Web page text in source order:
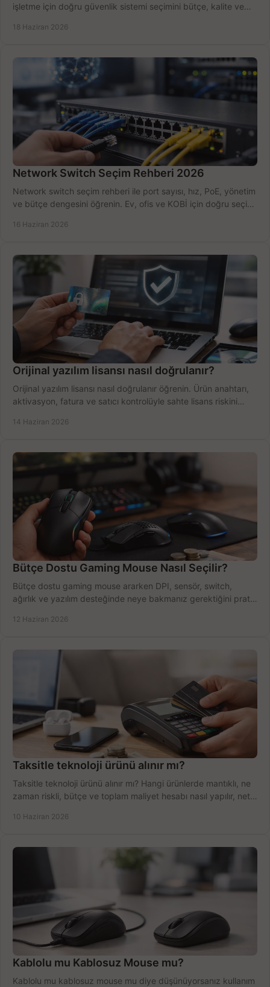
işletme için doğru güvenlik sistemi seçimini bütçe, kalite ve
18 Haziran 2026
Network Switch Seçim Rehberi 2026
Network switch seçim rehberi ile port sayısı, hız, PoE, yönetim
ve bütçe dengesini öğrenin. Ev, ofis ve KOBİ için doğru seçimi
16 Haziran 2026
Orijinal yazılım lisansı nasıl doğrulanır?
Orijinal yazılım lisansı nasıl doğrulanır öğrenin. Ürün anahtarı,
aktivasyon, fatura ve satıcı kontrolüyle sahte lisans riskini
14 Haziran 2026
Bütçe Dostu Gaming Mouse Nasıl Seçilir?
Bütçe dostu gaming mouse ararken DPI, sensör, switch,
ağırlık ve yazılım desteğinde neye bakmanız gerektiğini pratik
12 Haziran 2026
Taksitle teknoloji ürünü alınır mı?
Taksitle teknoloji ürünü alınır mı? Hangi ürünlerde mantıklı, ne
zaman riskli, bütçe ve toplam maliyet hesabı nasıl yapılır, net
10 Haziran 2026
Kablolu mu Kablosuz Mouse mu?
Kablolu mu kablosuz mouse mu diye düşünüyorsanız kullanım